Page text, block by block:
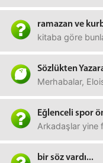
ramazan ve
kitaba göre
Sözlükten
Merhabalar,
Eğlenceli spor
Arkadaşlar yine
bir söz vardı...